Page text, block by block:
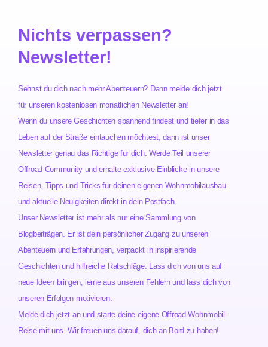
Nichts verpassen?
Newsletter!
Sehnst du dich nach mehr Abenteuern? Dann melde dich jetzt
für unseren kostenlosen monatlichen Newsletter an!
Wenn du unsere Geschichten spannend findest und tiefer in das
Leben auf der Straße eintauchen möchtest, dann ist unser
Newsletter genau das Richtige für dich. Werde Teil unserer
Offroad-Community und erhalte exklusive Einblicke in unsere
Reisen, Tipps und Tricks für deinen eigenen Wohnmobilausbau
und aktuelle Neuigkeiten direkt in dein Postfach.
Unser Newsletter ist mehr als nur eine Sammlung von
Blogbeiträgen. Er ist dein persönlicher Zugang zu unseren
Abenteuern und Erfahrungen, verpackt in inspirierende
Geschichten und hilfreiche Ratschläge. Lass dich von uns auf
neue Ideen bringen, lerne aus unseren Fehlern und lass dich von
unseren Erfolgen motivieren.
Melde dich jetzt an und starte deine eigene Offroad-Wohnmobil-
Reise mit uns. Wir freuen uns darauf, dich an Bord zu haben!